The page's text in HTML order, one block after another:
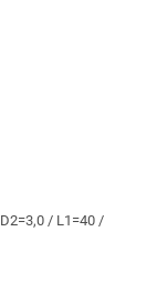
/ L1=40 /